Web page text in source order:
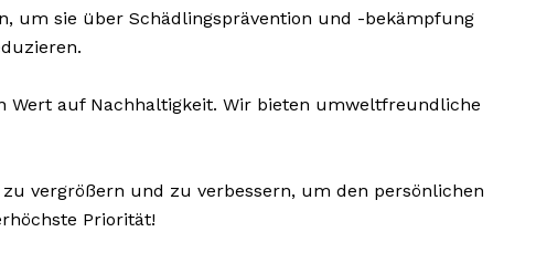
um sie über Schädlingsprävention und -bekämpfung
auf Nachhaltigkeit. Wir bieten umweltfreundliche
vergrößern und zu verbessern, um den persönlichen
Priorität!